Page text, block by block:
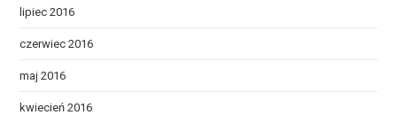
lipiec 2016
czerwiec 2016
maj 2016
kwiecień 2016